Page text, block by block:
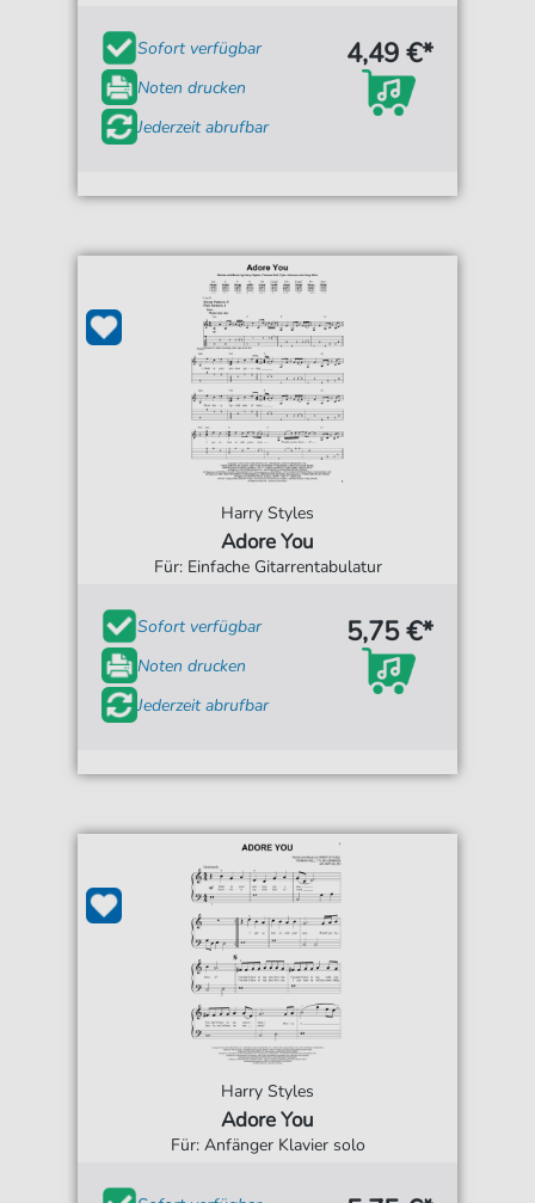
Sofort verfügbar
Noten drucken
Jederzeit abrufbar
4,49 €*
Harry Styles
Adore You
Für: Einfache Gitarrentabulatur
Sofort verfügbar
Noten drucken
Jederzeit abrufbar
5,75 €*
Harry Styles
Adore You
Für: Anfänger Klavier solo